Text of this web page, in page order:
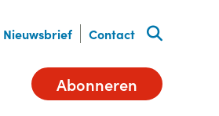
Nieuwsbrief Contact
Abonneren